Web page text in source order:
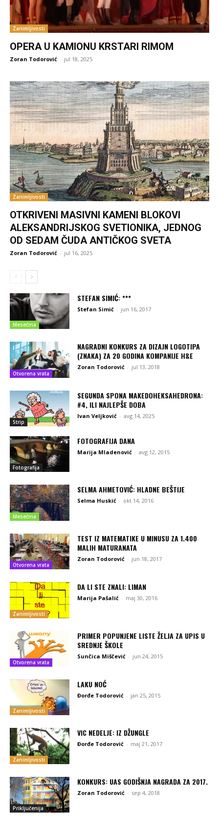
Zanimljivosti
OPERA U KAMIONU KRSTARI RIMOM
Zoran Todorović - jul 18, 2025
Zanimljivosti
OTKRIVENI MASIVNI KAMENI BLOKOVI
ALEKSANDRIJSKOG SVETIONIKA, JEDNOG
OD SEDAM ČUDA ANTIČKOG SVETA
Zoran Todorović - jul 16, 2025
Mesečina
STEFAN SIMIĆ: ***
Stefan Simić - jun 16, 2017
Otvorena vrata
NAGRADNI KONKURS ZA DIZAJN LOGOTIPA
(ZNAKA) ZA 20 GODINA KOMPANIJE H&E
Zoran Todorović - jul 13, 2018
Strip
SEGUNDA SPONA MAKEDOHEKSAHEDRONA:
#4, ILI NAJLEPŠE DOBA
Ivan Veljković - avg 14, 2025
Fotografija
FOTOGRAFIJA DANA
Marija Mladenović - avg 12, 2015
Mesečina
SELMA AHMETOVIĆ: HLADNE BEŠTIJE
Selma Huskić - okt 14, 2016
Otvorena vrata
TEST IZ MATEMATIKE U MINUSU ZA 1.400
MALIH MATURANATA
Zoran Todorović - jun 18, 2017
Zanimljivosti
DA LI STE ZNALI: LIMAN
Marija Pašalić - maj 30, 2016
Otvorena vrata
PRIMER POPUNJENE LISTE ŽELJA ZA UPIS U
SREDNJE ŠKOLE
Sunčica Miščević - jun 24, 2015
Zanimljivosti
LAKU NOĆ
Đorđe Todorović - jan 25, 2015
Zanimljivosti
VIC NEDELJE: IZ DŽUNGLE
Đorđe Todorović - maj 21, 2017
Priključenija
KONKURS: UAS GODIŠNJA NAGRADA ZA 2017.
Zoran Todorović - sep 4, 2018